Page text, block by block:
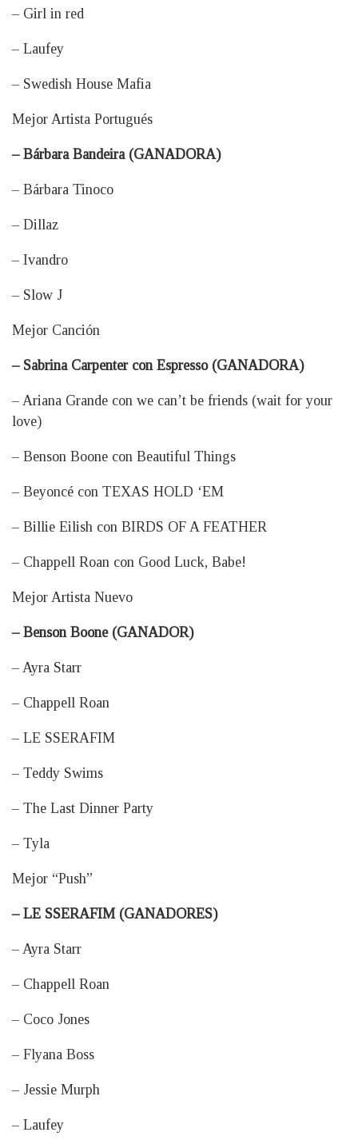
– Girl in red
– Laufey
– Swedish House Mafia
Mejor Artista Portugués
– Bárbara Bandeira (GANADORA)
– Bárbara Tinoco
– Dillaz
– Ivandro
– Slow J
Mejor Canción
– Sabrina Carpenter con Espresso (GANADORA)
– Ariana Grande con we can’t be friends (wait for your
love)
– Benson Boone con Beautiful Things
– Beyoncé con TEXAS HOLD ‘EM
– Billie Eilish con BIRDS OF A FEATHER
– Chappell Roan con Good Luck, Babe!
Mejor Artista Nuevo
– Benson Boone (GANADOR)
– Ayra Starr
– Chappell Roan
– LE SSERAFIM
– Teddy Swims
– The Last Dinner Party
– Tyla
Mejor “Push”
– LE SSERAFIM (GANADORES)
– Ayra Starr
– Chappell Roan
– Coco Jones
– Flyana Boss
– Jessie Murph
– Laufey